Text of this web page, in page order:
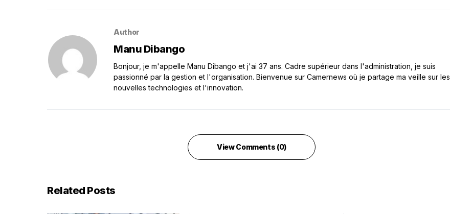
Author
Manu Dibango
Bonjour, je m'appelle Manu Dibango et j'ai 37 ans. Cadre supérieur dans l'administration, je suis
passionné par la gestion et l'organisation. Bienvenue sur Camernews où je partage ma veille sur les
nouvelles technologies et l'innovation.
View Comments (0)
Related Posts